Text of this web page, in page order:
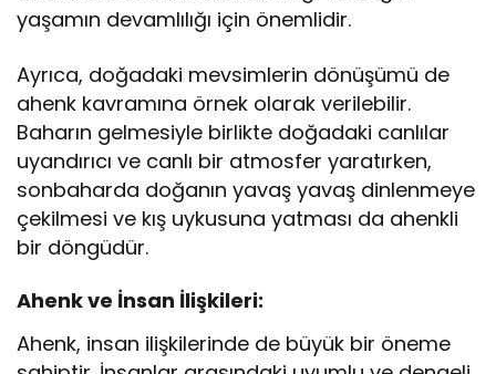
yaşamın devamlılığı için önemlidir.
Ayrıca, doğadaki mevsimlerin dönüşümü de
ahenk kavramına örnek olarak verilebilir.
Baharın gelmesiyle birlikte doğadaki canlılar
uyandırıcı ve canlı bir atmosfer yaratırken,
sonbaharda doğanın yavaş yavaş dinlenmeye
çekilmesi ve kış uykusuna yatması da ahenkli
bir döngüdür.
Ahenk ve İnsan İlişkileri:
Ahenk, insan ilişkilerinde de büyük bir öneme